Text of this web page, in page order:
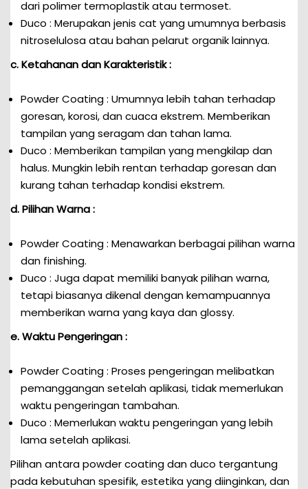
dari polimer termoplastik atau termoset.
Duco : Merupakan jenis cat yang umumnya berbasis
nitroselulosa atau bahan pelarut organik lainnya.
c. Ketahanan dan Karakteristik :
Powder Coating : Umumnya lebih tahan terhadap
goresan, korosi, dan cuaca ekstrem. Memberikan
tampilan yang seragam dan tahan lama.
Duco : Memberikan tampilan yang mengkilap dan
halus. Mungkin lebih rentan terhadap goresan dan
kurang tahan terhadap kondisi ekstrem.
d. Pilihan Warna :
Powder Coating : Menawarkan berbagai pilihan warna
dan finishing.
Duco : Juga dapat memiliki banyak pilihan warna,
tetapi biasanya dikenal dengan kemampuannya
memberikan warna yang kaya dan glossy.
e. Waktu Pengeringan :
Powder Coating : Proses pengeringan melibatkan
pemanggangan setelah aplikasi, tidak memerlukan
waktu pengeringan tambahan.
Duco : Memerlukan waktu pengeringan yang lebih
lama setelah aplikasi.
Pilihan antara powder coating dan duco tergantung
pada kebutuhan spesifik, estetika yang diinginkan, dan